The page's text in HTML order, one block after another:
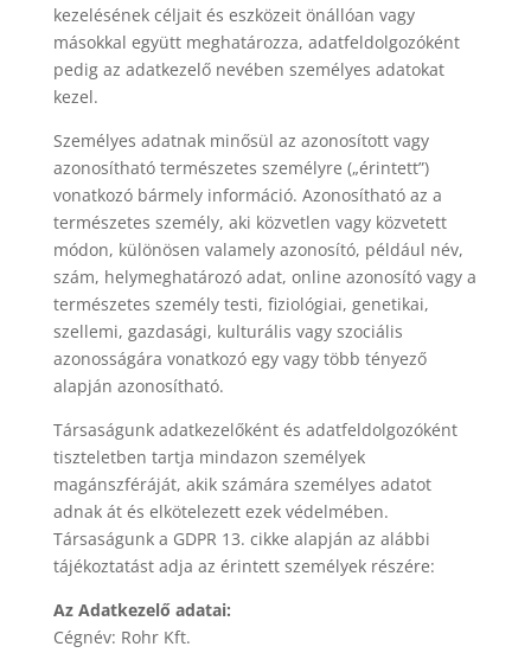
kezelésének céljait és eszközeit önállóan vagy
másokkal együtt meghatározza, adatfeldolgozóként
pedig az adatkezelő nevében személyes adatokat
kezel.
Személyes adatnak minősül az azonosított vagy
azonosítható természetes személyre („érintett”)
vonatkozó bármely információ. Azonosítható az a
természetes személy, aki közvetlen vagy közvetett
módon, különösen valamely azonosító, például név,
szám, helymeghatározó adat, online azonosító vagy a
természetes személy testi, fiziológiai, genetikai,
szellemi, gazdasági, kulturális vagy szociális
azonosságára vonatkozó egy vagy több tényező
alapján azonosítható.
Társaságunk adatkezelőként és adatfeldolgozóként
tiszteletben tartja mindazon személyek
magánszféráját, akik számára személyes adatot
adnak át és elkötelezett ezek védelmében.
Társaságunk a GDPR 13. cikke alapján az alábbi
tájékoztatást adja az érintett személyek részére:
Az Adatkezelő adatai:
Cégnév: Rohr Kft.